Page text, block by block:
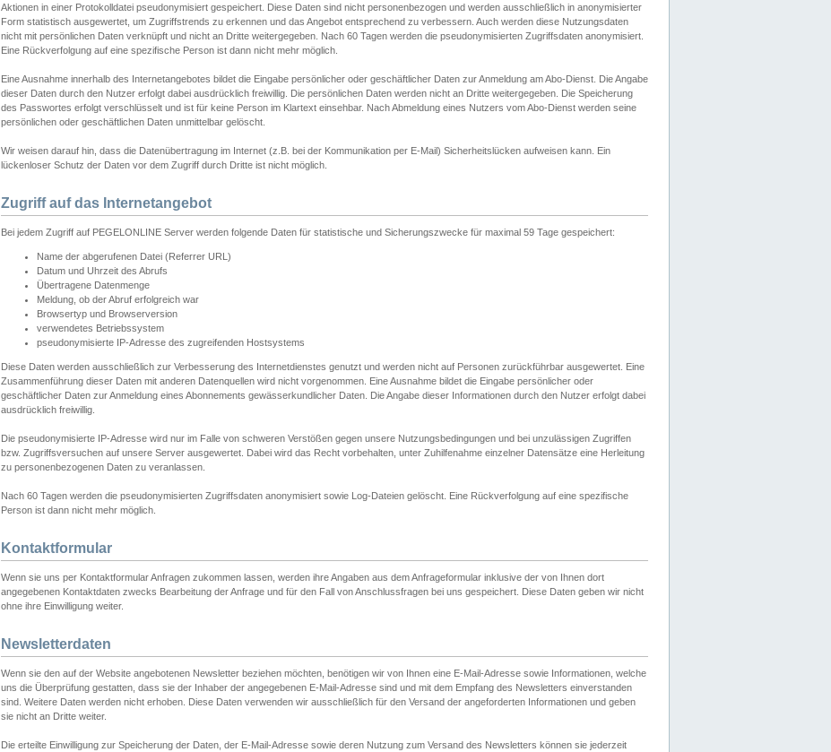
Aktionen in einer Protokolldatei pseudonymisiert gespeichert. Diese Daten sind nicht personenbezogen und werden ausschließlich in anonymisierter
Form statistisch ausgewertet, um Zugriffstrends zu erkennen und das Angebot entsprechend zu verbessern. Auch werden diese Nutzungsdaten
nicht mit persönlichen Daten verknüpft und nicht an Dritte weitergegeben. Nach 60 Tagen werden die pseudonymisierten Zugriffsdaten anonymisiert.
Eine Rückverfolgung auf eine spezifische Person ist dann nicht mehr möglich.
Eine Ausnahme innerhalb des Internetangebotes bildet die Eingabe persönlicher oder geschäftlicher Daten zur Anmeldung am Abo-Dienst. Die Angabe
dieser Daten durch den Nutzer erfolgt dabei ausdrücklich freiwillig. Die persönlichen Daten werden nicht an Dritte weitergegeben. Die Speicherung
des Passwortes erfolgt verschlüsselt und ist für keine Person im Klartext einsehbar. Nach Abmeldung eines Nutzers vom Abo-Dienst werden seine
persönlichen oder geschäftlichen Daten unmittelbar gelöscht.
Wir weisen darauf hin, dass die Datenübertragung im Internet (z.B. bei der Kommunikation per E-Mail) Sicherheitslücken aufweisen kann. Ein
lückenloser Schutz der Daten vor dem Zugriff durch Dritte ist nicht möglich.
Zugriff auf das Internetangebot
Bei jedem Zugriff auf PEGELONLINE Server werden folgende Daten für statistische und Sicherungszwecke für maximal 59 Tage gespeichert:
Name der abgerufenen Datei (Referrer URL)
Datum und Uhrzeit des Abrufs
Übertragene Datenmenge
Meldung, ob der Abruf erfolgreich war
Browsertyp und Browserversion
verwendetes Betriebssystem
pseudonymisierte IP-Adresse des zugreifenden Hostsystems
Diese Daten werden ausschließlich zur Verbesserung des Internetdienstes genutzt und werden nicht auf Personen zurückführbar ausgewertet. Eine
Zusammenführung dieser Daten mit anderen Datenquellen wird nicht vorgenommen. Eine Ausnahme bildet die Eingabe persönlicher oder
geschäftlicher Daten zur Anmeldung eines Abonnements gewässerkundlicher Daten. Die Angabe dieser Informationen durch den Nutzer erfolgt dabei
ausdrücklich freiwillig.
Die pseudonymisierte IP-Adresse wird nur im Falle von schweren Verstößen gegen unsere Nutzungsbedingungen und bei unzulässigen Zugriffen
bzw. Zugriffsversuchen auf unsere Server ausgewertet. Dabei wird das Recht vorbehalten, unter Zuhilfenahme einzelner Datensätze eine Herleitung
zu personenbezogenen Daten zu veranlassen.
Nach 60 Tagen werden die pseudonymisierten Zugriffsdaten anonymisiert sowie Log-Dateien gelöscht. Eine Rückverfolgung auf eine spezifische
Person ist dann nicht mehr möglich.
Kontaktformular
Wenn sie uns per Kontaktformular Anfragen zukommen lassen, werden ihre Angaben aus dem Anfrageformular inklusive der von Ihnen dort
angegebenen Kontaktdaten zwecks Bearbeitung der Anfrage und für den Fall von Anschlussfragen bei uns gespeichert. Diese Daten geben wir nicht
ohne ihre Einwilligung weiter.
Newsletterdaten
Wenn sie den auf der Website angebotenen Newsletter beziehen möchten, benötigen wir von Ihnen eine E-Mail-Adresse sowie Informationen, welche
uns die Überprüfung gestatten, dass sie der Inhaber der angegebenen E-Mail-Adresse sind und mit dem Empfang des Newsletters einverstanden
sind. Weitere Daten werden nicht erhoben. Diese Daten verwenden wir ausschließlich für den Versand der angeforderten Informationen und geben
sie nicht an Dritte weiter.
Die erteilte Einwilligung zur Speicherung der Daten, der E-Mail-Adresse sowie deren Nutzung zum Versand des Newsletters können sie jederzeit